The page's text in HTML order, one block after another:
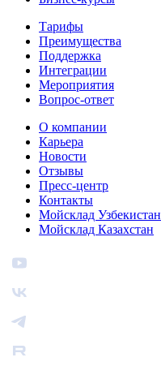
Тарифы
Преимущества
Поддержка
Интеграции
Мероприятия
Вопрос-ответ
О компании
Карьера
Новости
Отзывы
Пресс-центр
Контакты
Мойсклад Узбекистан
Мойсклад Казахстан